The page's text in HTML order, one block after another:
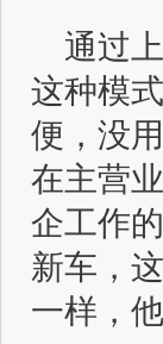
通过上
这种模
便，没
在主营
企工作
新车，
一样，